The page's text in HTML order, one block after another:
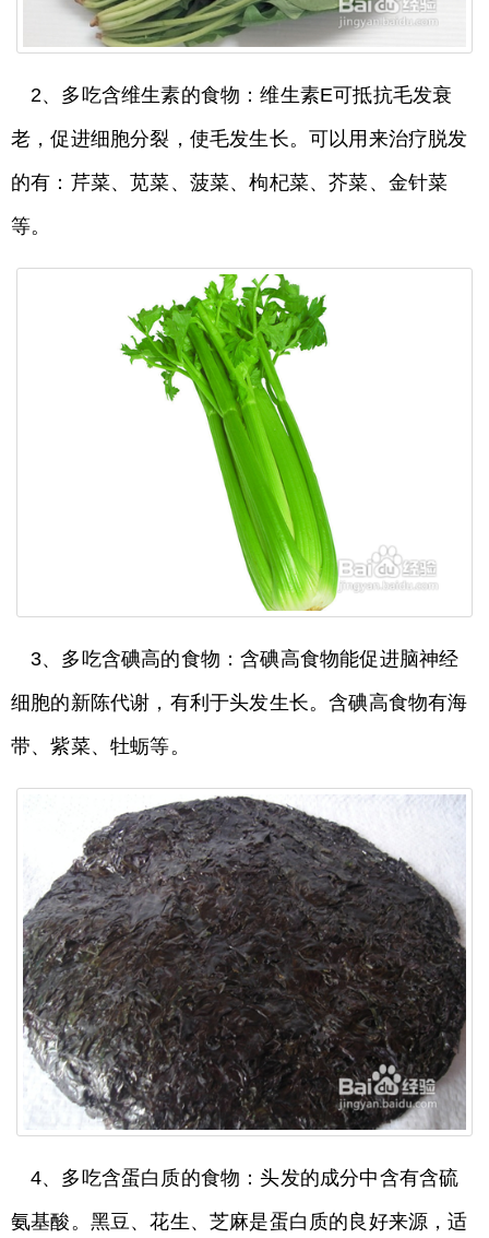
2、多吃含维生素的食物：维生素E可抵抗毛发衰
老，促进细胞分裂，使毛发生长。可以用来治疗脱发
的有：芹菜、苋菜、菠菜、枸杞菜、芥菜、金针菜
等。
3、多吃含碘高的食物：含碘高食物能促进脑神经
细胞的新陈代谢，有利于头发生长。含碘高食物有海
带、紫菜、牡蛎等。
4、多吃含蛋白质的食物：头发的成分中含有含硫
氨基酸。黑豆、花生、芝麻是蛋白质的良好来源，适